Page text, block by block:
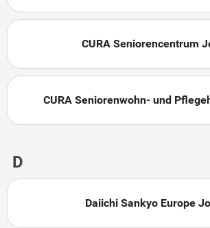
CURA Seniorencentrum
CURA Seniorenwohn- und
D
Daiichi Sankyo Europe